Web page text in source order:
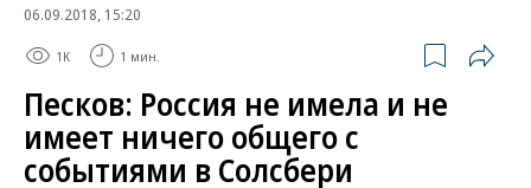
06.09.2018, 15:20
1K 1 мин.
Песков: Россия не имела и не
имеет ничего общего с
событиями в Солсбери